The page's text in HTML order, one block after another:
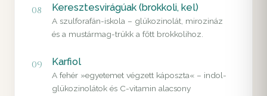
08 Keresztesvirágúak (brokkoli, kel)
A szulforafán-iskola – glükozinolát, mirozináz
és a mustármag-trükk a főtt brokkolihoz.
09 Karfiol
A fehér »egyetemet végzett káposzta« – indol-
glükozinolátok és C-vitamin alacsony